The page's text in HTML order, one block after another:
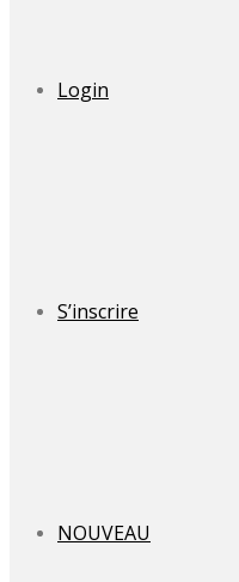
Login
S’inscrire
NOUVEAU